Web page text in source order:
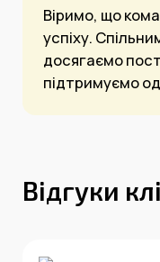
Віримо, що
успіху.
досягаємо
підтримуємо
Відгуки